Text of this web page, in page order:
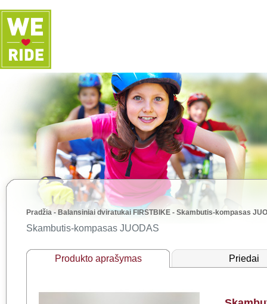
Pradžia - Balansiniai dviratukai FIRSTBIKE - Skambutis-kompasas
Skambutis-kompasas JUODAS
Produkto aprašymas Priedai